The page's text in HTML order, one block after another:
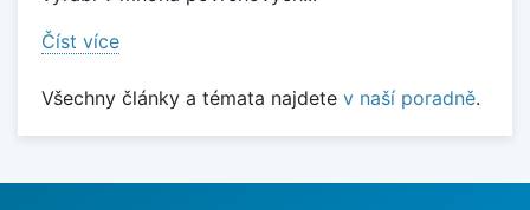
Číst více
Všechny články a témata najdete v naší poradně.